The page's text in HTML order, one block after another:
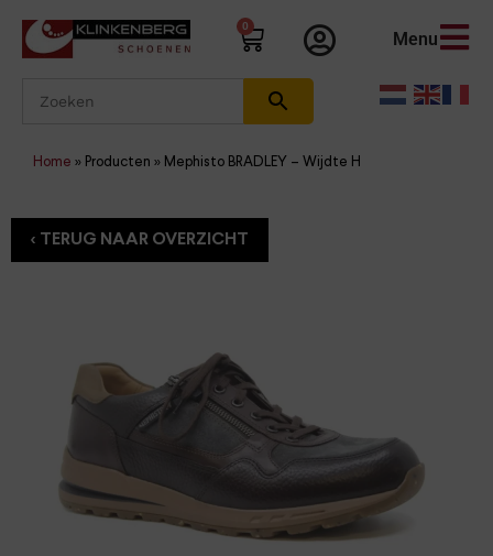
0
Menu
Home » Producten » Mephisto BRADLEY – Wijdte H